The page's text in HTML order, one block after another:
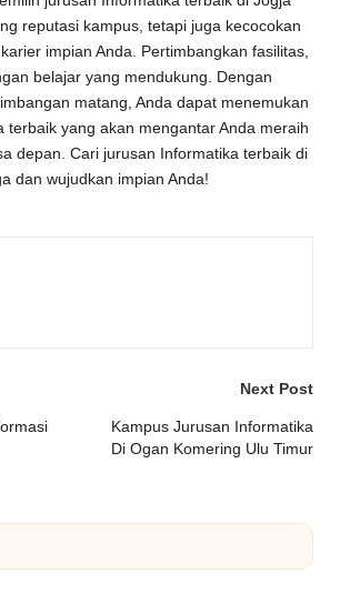
reputasi kampus, tetapi juga kecocokan
impian Anda. Pertimbangkan fasilitas,
belajar yang mendukung. Dengan
matang, Anda dapat menemukan
terbaik yang akan mengantar Anda meraih
depan. Cari jurusan Informatika terbaik di
dan wujudkan impian Anda!
Next Post
Kampus Jurusan Informatika
Di Ogan Komering Ulu Timur